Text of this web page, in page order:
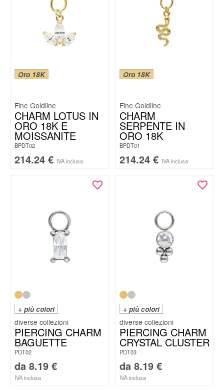
Oro 18K
Fine Goldline
CHARM LOTUS IN
ORO 18K E
MOISSANITE
BPDT02
214.24 € IVA inclusa
Oro 18K
Fine Goldline
CHARM
SERPENTE IN
ORO 18K
BPDT01
214.24 € IVA inclusa
+ più colori
PIERCING CHARM
BAGUETTE
PDT02
da 8.19 €
IVA inclusa
+ più colori
PIERCING CHARM
CRYSTAL CLUSTER
PDT03
da 8.19 €
IVA inclusa